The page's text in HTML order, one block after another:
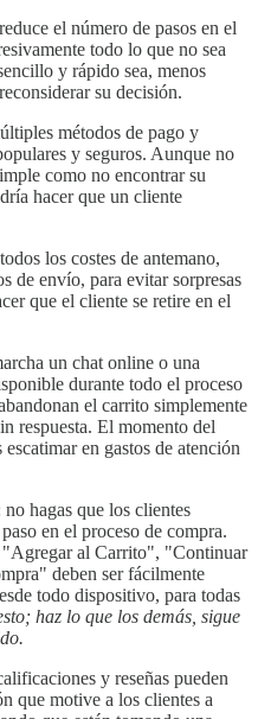
el número de pasos en el
todo lo que no sea
y rápido sea, menos
su decisión.
métodos de pago y
y seguros. Aunque no
como no encontrar su
hacer que un cliente
los costes de antemano,
de envío, para evitar sorpresas
que el cliente se retire en el
un chat online o una
durante todo el proceso
el carrito simplemente
respuesta. El momento del
en gastos de atención
no hagas que los clientes
en el proceso de compra.
"Agregar al Carrito", "Continuar
deben ser fácilmente
todo dispositivo, para todas
haz lo que los demás, sigue
y reseñas pueden
que motive a los clientes a